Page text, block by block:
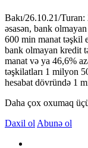
Bakı/26.10.21/
əsasən, bank
600 min manat təşkil
bank olmayan kredit
manat və ya 46,6%
təşkilatları 1 milyon
hesabat dövründə 1
Daha çox oxumaq
Daxil ol Abunə ol